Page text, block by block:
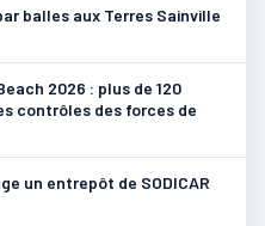
balles aux Terres Sainville
2026 : plus de 120
contrôles des forces de
un entrepôt de SODICAR